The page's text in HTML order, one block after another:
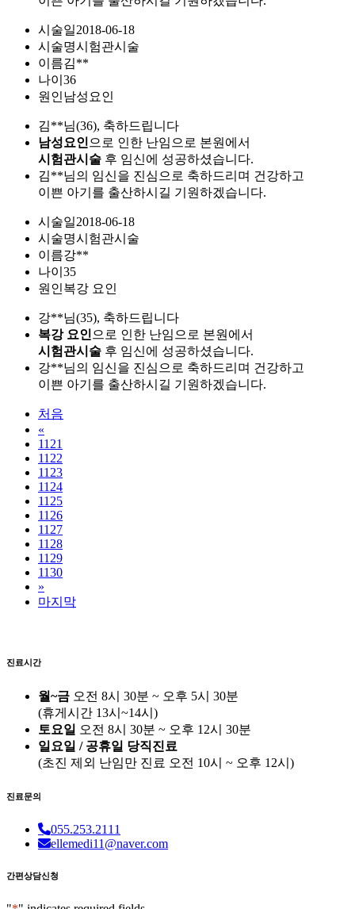
시술일2018-06-18
시술명시험관시술
이름김**
나이 36
원인남성요인
김**님(36), 축하드립니다
남성요인 으로 인한 난임으로 본원에서
시험관시술 후 임신에 성공하셨습니다.
김**님의 임신을 진심으로 축하드리며 건강하고
이쁜 아기를 출산하시길 기원하겠습니다.
시술일2018-06-18
시술명시험관시술
이름강**
나이 35
원인복강 요인
강**님(35), 축하드립니다
복강 요인 으로 인한 난임으로 본원에서
시험관시술 후 임신에 성공하셨습니다.
강**님의 임신을 진심으로 축하드리며 건강하고
이쁜 아기를 출산하시길 기원하겠습니다.
처음
«
1121
1122
1123
1124
1125
1126
1127
1128
1129
1130
»
마지막
진료시간
월~금 오전 8시 30분 ~ 오후 5시 30분
(휴게시간 13시~14시)
토요일 오전 8시 30분 ~ 오후 12시 30분
일요일 / 공휴일 당직진료
(초진 제외 난임만 진료 오전 10시 ~ 오후 12시)
진료문의
055.253.2111
ellemedi11@naver.com
간편상담신청